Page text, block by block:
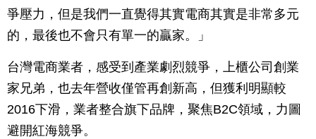
爭壓力，但是我們一直覺得其實電商其實是非常多元
的，最後也不會只有單一的贏家。」
台灣電商業者，感受到產業劇烈競爭，上櫃公司創業
家兄弟，也去年營收僅管再創新高，但獲利明顯較
2016下滑，業者整合旗下品牌，聚焦B2C領域，力圖
避開紅海競爭。